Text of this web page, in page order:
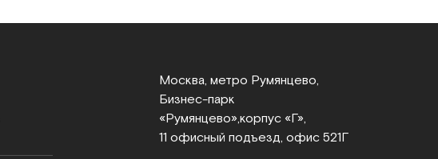
Москва, метро Румянцево,
Бизнес‑парк
«Румянцево», корпус «Г»,
11 офисный подъезд, офис 521Г